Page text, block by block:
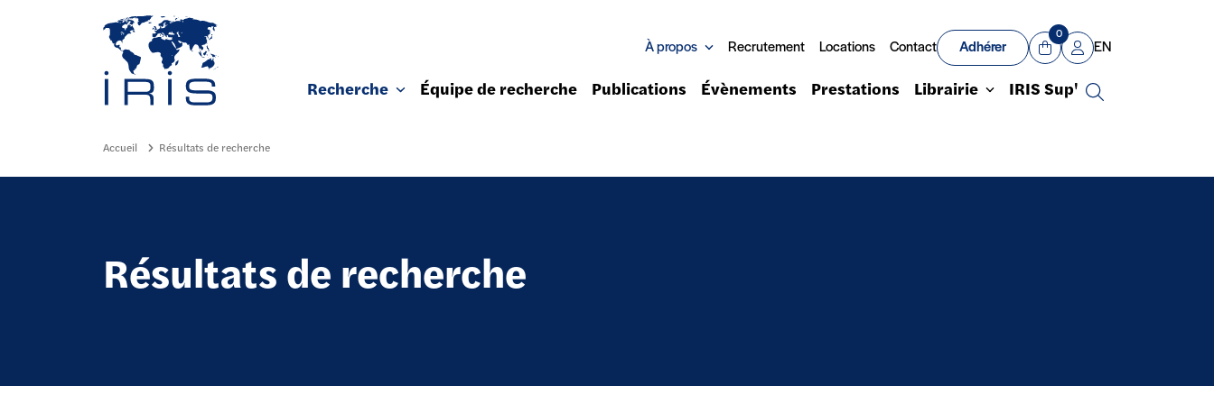
Aller au contenu principal
À propos Recrutement Locations Contact Adhérer
Panier
0
Mon compte
EN
Recherche Équipe de recherche Publications Évènements Prestations Librairie IRIS Sup'
Recherche
Accueil Résultats de recherche
Résultats de recherche